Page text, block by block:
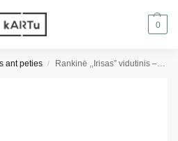
0
ant peties / Rankinė ,,Irisas” vidutinis – juoda grublėta